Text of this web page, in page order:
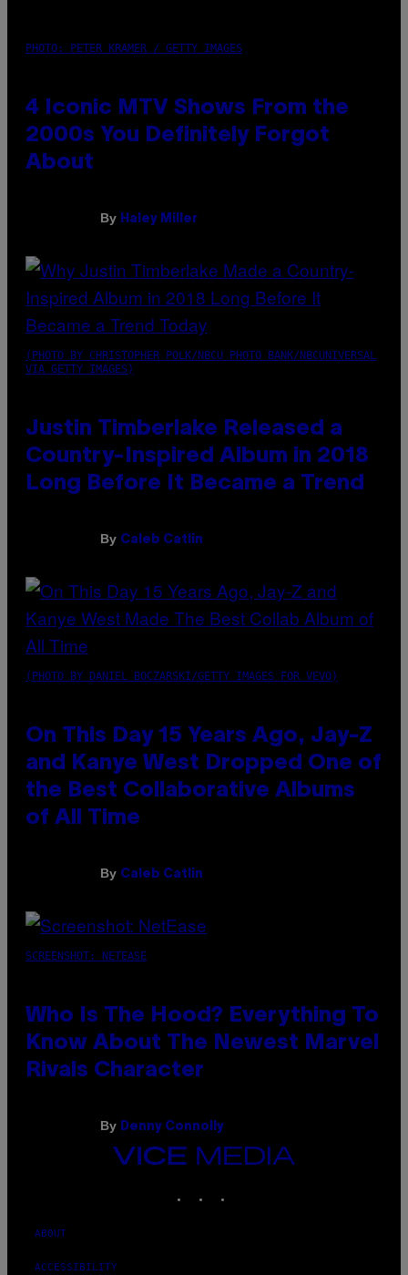
PHOTO: PETER KRAMER / GETTY IMAGES
4 Iconic MTV Shows From the
2000s You Definitely Forgot
About
By Haley Miller
(PHOTO BY CHRISTOPHER POLK/NBCU PHOTO BANK/NBCUNIVERSAL
VIA GETTY IMAGES)
Justin Timberlake Released a
Country-Inspired Album in 2018
Long Before It Became a Trend
By Caleb Catlin
(PHOTO BY DANIEL BOCZARSKI/GETTY IMAGES FOR VEVO)
On This Day 15 Years Ago, Jay-Z
and Kanye West Dropped One of
the Best Collaborative Albums
of All Time
By Caleb Catlin
SCREENSHOT: NETEASE
Who Is The Hood? Everything To
Know About The Newest Marvel
Rivals Character
By Denny Connolly
VICE
MEDIA
ABOUT
ACCESSIBILITY